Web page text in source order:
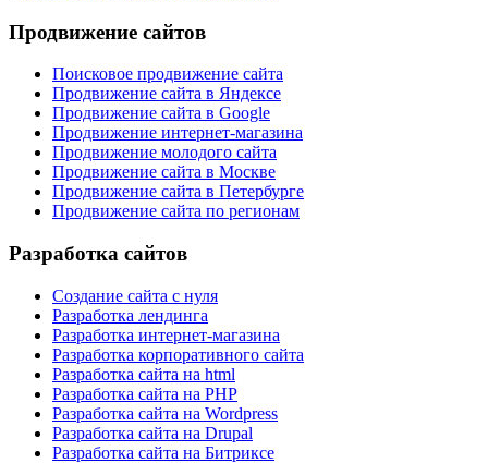
Продвижение сайтов
Поисковое продвижение сайта
Продвижение сайта в Яндексе
Продвижение сайта в Google
Продвижение интернет-магазина
Продвижение молодого сайта
Продвижение сайта в Москве
Продвижение сайта в Петербурге
Продвижение сайта по регионам
Разработка сайтов
Создание сайта с нуля
Разработка лендинга
Разработка интернет-магазина
Разработка корпоративного сайта
Разработка сайта на html
Разработка сайта на PHP
Разработка сайта на Wordpress
Разработка сайта на Drupal
Разработка сайта на Битриксе